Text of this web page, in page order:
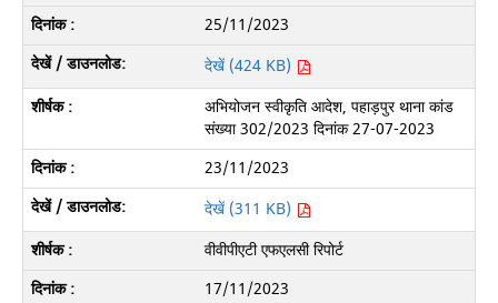
25/11/2023
देखें (424 KB)
अभियोजन स्वीकृति आदेश, पहाड़पुर थाना कांड
संख्या 302/2023 दिनांक 27-07-2023
23/11/2023
देखें (311 KB)
वीवीपीएटी एफएलसी रिपोर्ट
17/11/2023